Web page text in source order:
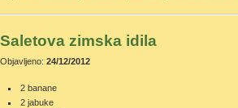
Saletova zimska idila
Objavljeno: 24/12/2012
2 banane
2 jabuke